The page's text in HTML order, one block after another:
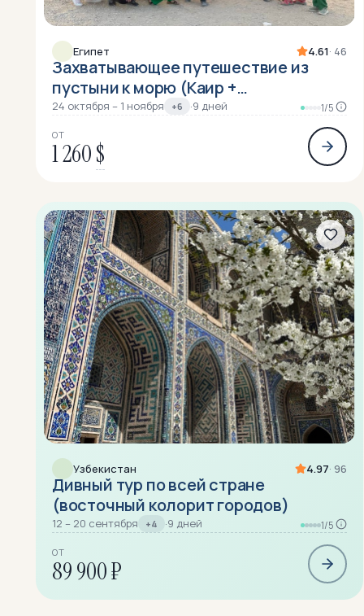
Египет 4.61· 46
Захватывающее путешествие из
пустыни к морю (Каир +
Александрия)
24 октября – 1 ноября +6 ·9 дней 1/5
ОТ
1 260$
Узбекистан 4.97· 96
Дивный тур по всей стране
(восточный колорит городов)
12 – 20 сентября +4 ·9 дней 1/5
ОТ
89 900 ₽